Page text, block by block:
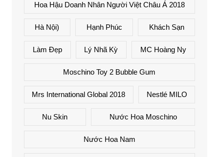
Hoa Hậu Doanh Nhân Người Việt Châu Á 2018
Hà Nội) Hạnh Phúc Khách Sạn
Làm Đẹp Lý Nhã Kỳ MC Hoàng Ny
Moschino Toy 2 Bubble Gum
Mrs International Global 2018 Nestlé MILO
Nu Skin Nước Hoa Moschino
Nước Hoa Nam